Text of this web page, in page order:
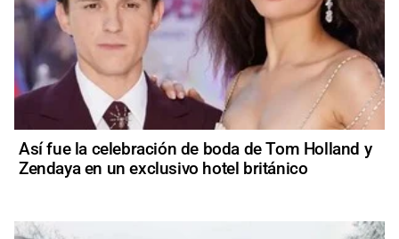
Así fue la celebración de boda de Tom Holland y
Zendaya en un exclusivo hotel británico